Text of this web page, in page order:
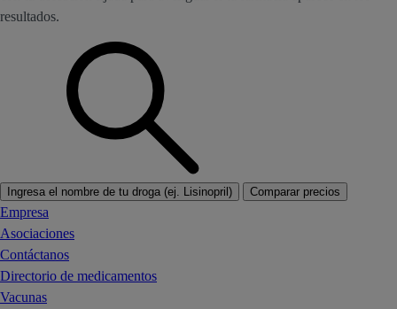
resultados.
Ingresa el nombre de tu droga (ej. Lisinopril) Comparar precios
Empresa
Asociaciones
Contáctanos
Directorio de medicamentos
Vacunas